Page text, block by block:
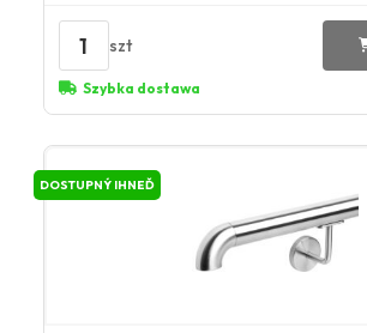
1 szt
Szybka dostawa
DOSTUPNÝ IHNEĎ